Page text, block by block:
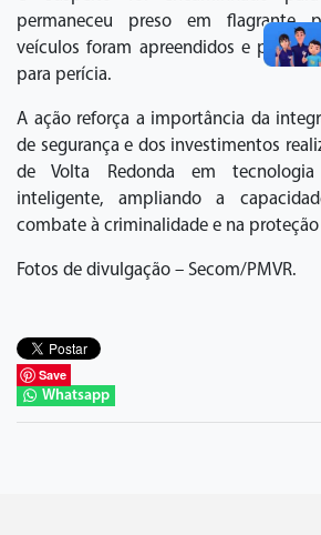
permaneceu preso em flagrante
veículos foram apreendidos e
para perícia.
A ação reforça a importância da
de segurança e dos investimentos
de Volta Redonda em
inteligente, ampliando a
combate à criminalidade e na
Fotos de divulgação – Secom/PMVR.
Save
Whatsapp